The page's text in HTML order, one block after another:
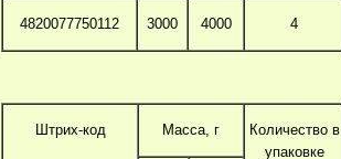
4820077750112 3000 4000 4
Штрих-код Масса, г
Количество в
упаковке